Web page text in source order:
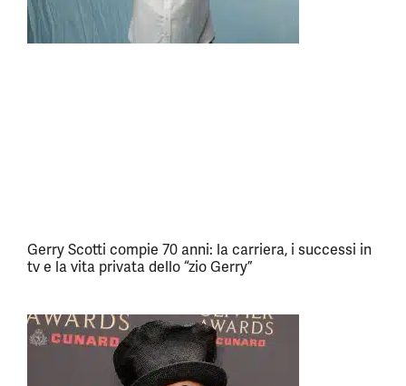
Gerry Scotti compie 70 anni: la carriera, i successi in
tv e la vita privata dello “zio Gerry”